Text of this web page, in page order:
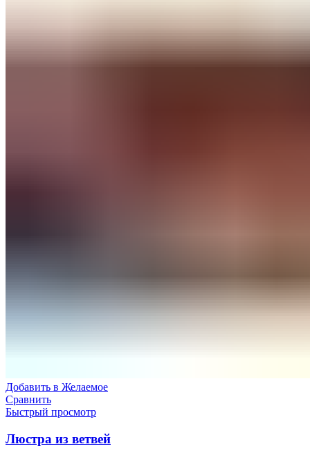
Добавить в Желаемое
Сравнить
Быстрый просмотр
Люстра из ветвей